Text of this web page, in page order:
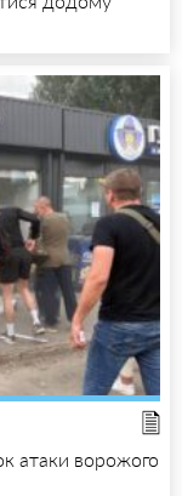
атаки ворожого